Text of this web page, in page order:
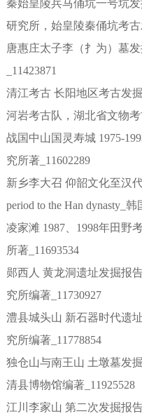
秦始皇陵兵马俑坑一号坑
研究所，始皇陵秦俑坑考古
唐惠庄太子李（扌为）墓
_11423871
清江考古 长阳地区考古发
河岩考古队，湖北省文物
战国中山国灵寿城 1975-
究所著_11602289
新乡李大召 仰韶文化至汉
period to the Han dynasty_
凌家滩 1987、1998年田野
所著_11693534
郧西人 黄龙洞遗址发掘报
究所编著_11730927
澧县城头山 新石器时代遗
究所编著_11778854
独仓山与南王山 土墩墓发
清县博物馆编著_11925528
江川李家山 第二次发掘报